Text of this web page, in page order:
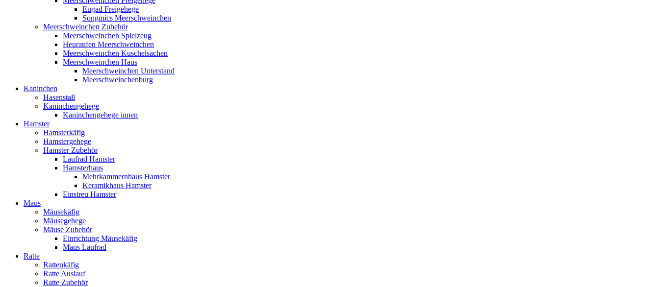
Eugad Freigehege
Songmics Meerschweinchen
Meerschweinchen Zubehör
Meerschweinchen Spielzeug
Heuraufen Meerschweinchen
Meerschweinchen Kuschelsachen
Meerschweinchen Haus
Meerschweinchen Unterstand
Meerschweinchenburg
Kaninchen
Hasenstall
Kaninchengehege
Kaninchengehege innen
Hamster
Hamsterkäfig
Hamstergehege
Hamster Zubehör
Laufrad Hamster
Hamsterhaus
Mehrkammernhaus Hamster
Keramikhaus Hamster
Einstreu Hamster
Maus
Mäusekäfig
Mäusegehege
Mäuse Zubehör
Einrichtung Mäusekäfig
Maus Laufrad
Ratte
Rattenkäfig
Ratte Auslauf
Ratte Zubehör